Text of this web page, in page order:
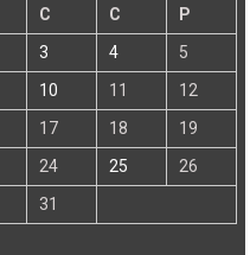
C C
P
3 4
5
10 11
12
17 18
19
24 25
26
31